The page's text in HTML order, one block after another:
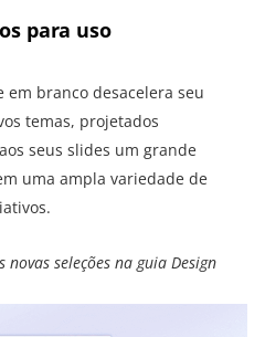
para uso
branco desacelera seu
temas, projetados
seus slides um grande
uma ampla variedade de
seleções na guia Design